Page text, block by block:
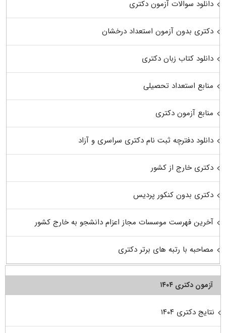
دانلود سوالات آزمون دکتری
دکتری بدون آزمون استعداد درخشان
دانلود کتاب زبان دکتری
منابع استعداد تحصیلی
منابع آزمون دکتری
دانلود دفترچه ثبت نام دکتری سراسری و آزاد
دکتری خارج از کشور
دکتری بدون کنکور پردیس
آخرین فهرست موسسات مجاز اعزام دانشجو به خارج کشور
مصاحبه با رتبه های برتر دکتری
آزمون دکتری ۱۴۰۴
نتایج دکتری ۱۴۰۴